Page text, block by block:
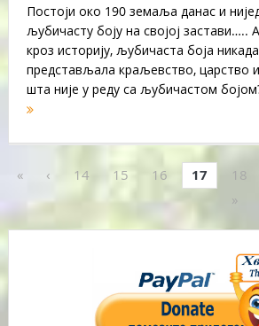
Постоји око 190 земаља данас и
љубичасту боју на својој застави…..
кроз историју, љубичаста боја никада
представљала краљевство, царство
шта није у реду са љубичастом
« ‹ 14 15 16 17 18
»